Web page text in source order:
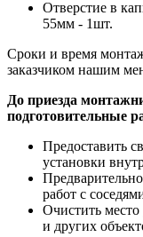
Отверстие в
55мм - 1шт.
Сроки и время
заказчиком нашим
До приезда
подготовительные
Предоставить
установки
работ с
Очистить место
и других